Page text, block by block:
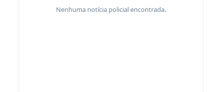
Nenhuma notícia policial encontrada.